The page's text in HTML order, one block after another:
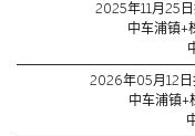
2025年11月25
中车浦镇+
2026年05月12日
中车浦镇+